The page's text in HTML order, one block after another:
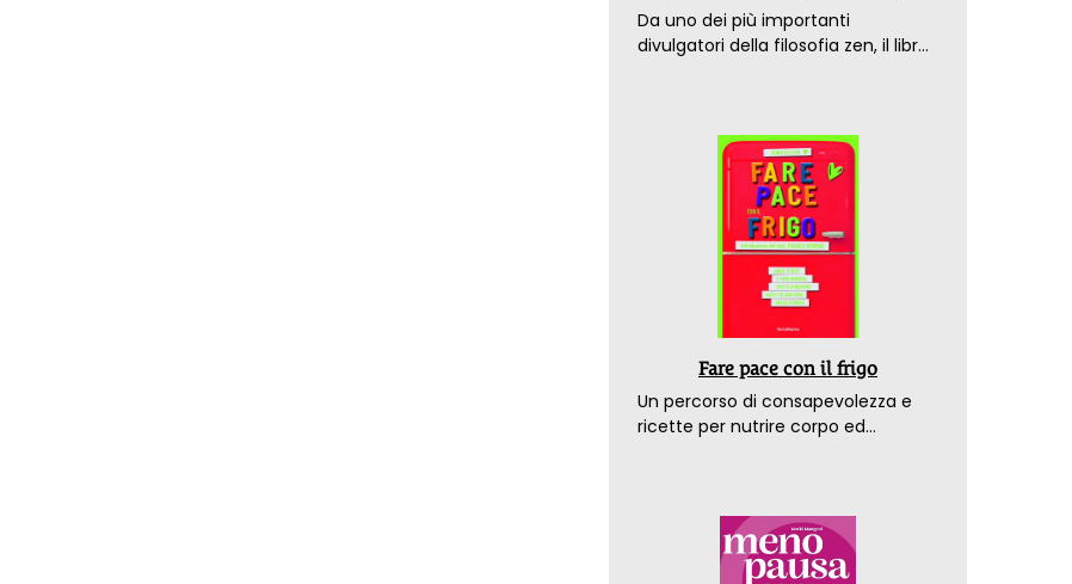
Da uno dei più importanti
divulgatori della filosofia zen, il libro
Fare pace con il frigo
Un percorso di consapevolezza e
ricette per nutrire corpo ed